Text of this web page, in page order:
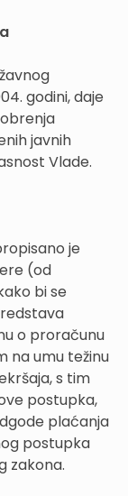
godini, daje
javnih
Vlade.
je
(od
bi se
o proračunu
na umu težinu
s tim
postupka,
plaćanja
postupka
zakona.